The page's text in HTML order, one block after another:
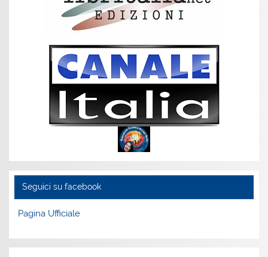
Seguici su facebook
Pagina Ufficiale